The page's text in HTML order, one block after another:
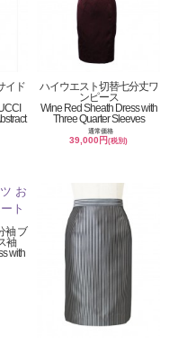
イド
ハイウエスト切替七分丈ワ
ンピース
Wine Red Sheath Dress with
Three Quarter Sleeves
通常価格
39,000円(税別)
袖 ブ
袖
with